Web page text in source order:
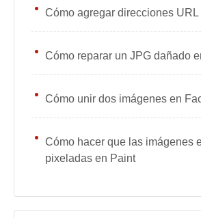
Cómo agregar direcciones
Cómo reparar un JPG dañado
Cómo unir dos imágenes en
Cómo hacer que las imágenes
pixeladas en Paint